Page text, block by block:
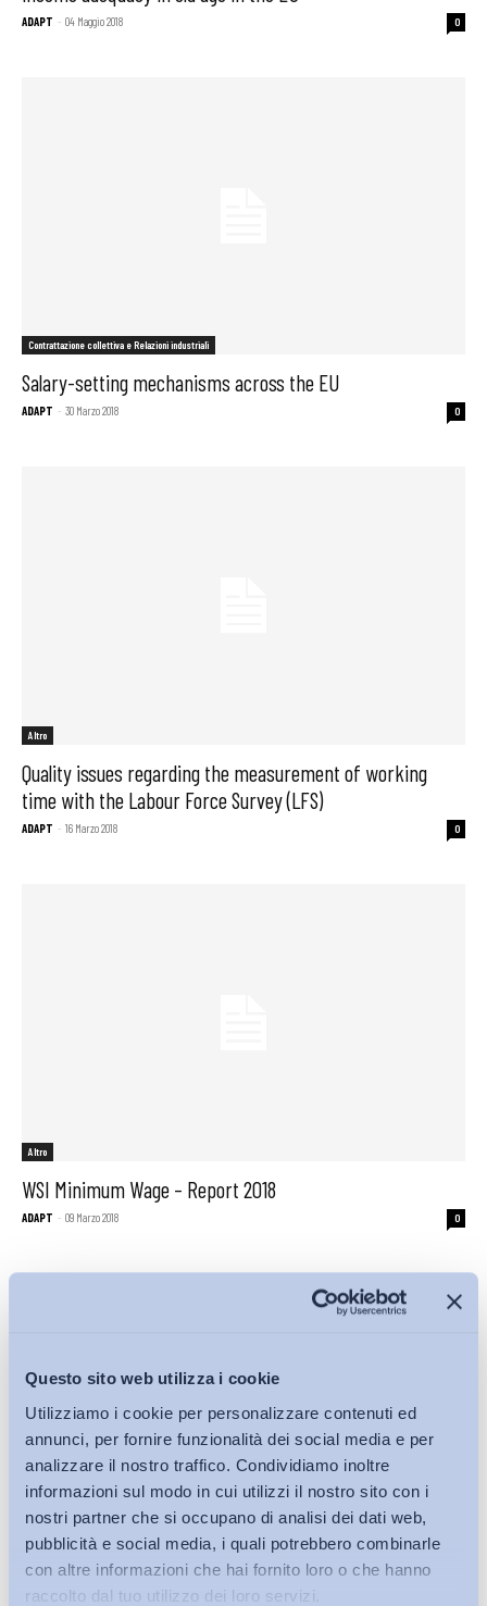
Questo sito web utilizza i cookie
Utilizziamo i cookie per personalizzare contenuti ed
annunci, per fornire funzionalità dei social media e per
analizzare il nostro traffico. Condividiamo inoltre
informazioni sul modo in cui utilizzi il nostro sito con i
nostri partner che si occupano di analisi dei dati web,
pubblicità e social media, i quali potrebbero combinarle
con altre informazioni che hai fornito loro o che hanno
raccolto dal tuo utilizzo dei loro servizi.
ADAPT - 04 Maggio 2018 0
Contrattazione collettiva e Relazioni industriali
Salary-setting mechanisms across the EU
ADAPT - 30 Marzo 2018 0
Altro
Quality issues regarding the measurement of working
time with the Labour Force Survey (LFS)
ADAPT - 16 Marzo 2018 0
Altro
WSI Minimum Wage – Report 2018
ADAPT - 09 Marzo 2018 0
Altro
Indicatori demografici – stime per l’anno 2017